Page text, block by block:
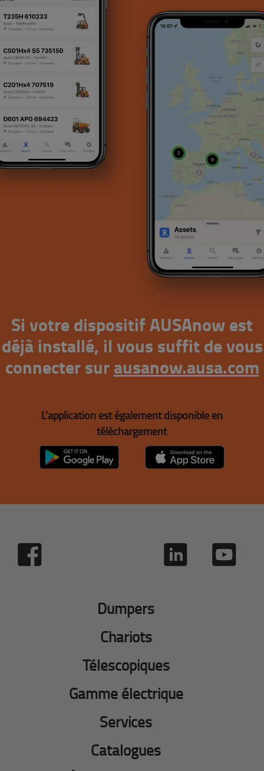
Si votre dispositif AUSAnow est
déjà installé, il vous suffit de vous
connecter surausanow.ausa.com
L’application est également disponible en
téléchargement
Dumpers
Chariots
Télescopiques
Gamme électrique
Services
Catalogues